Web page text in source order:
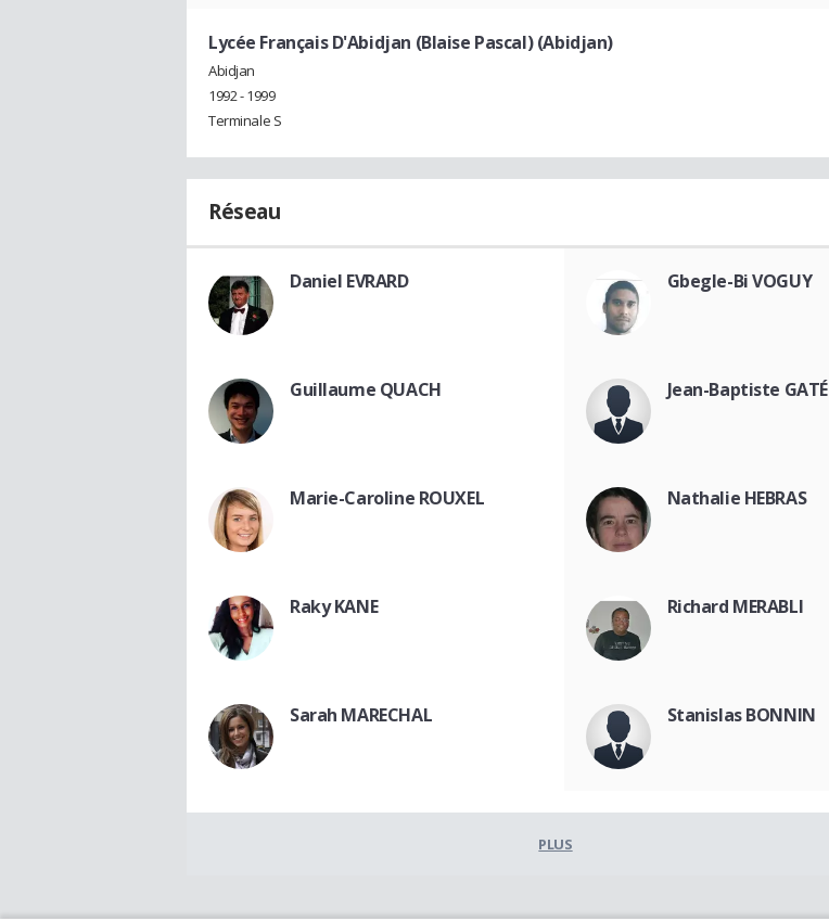
Lycée Français D'Abidjan (Blaise Pascal) (Abidjan)
Abidjan
1992 - 1999
Terminale S
Réseau
Daniel EVRARD Gbegle-Bi VOGUY
Guillaume QUACH Jean-Baptiste GATÉ
Marie-Caroline ROUXEL Nathalie HEBRAS
Raky KANE Richard MERABLI
Sarah MARECHAL Stanislas BONNIN
PLUS